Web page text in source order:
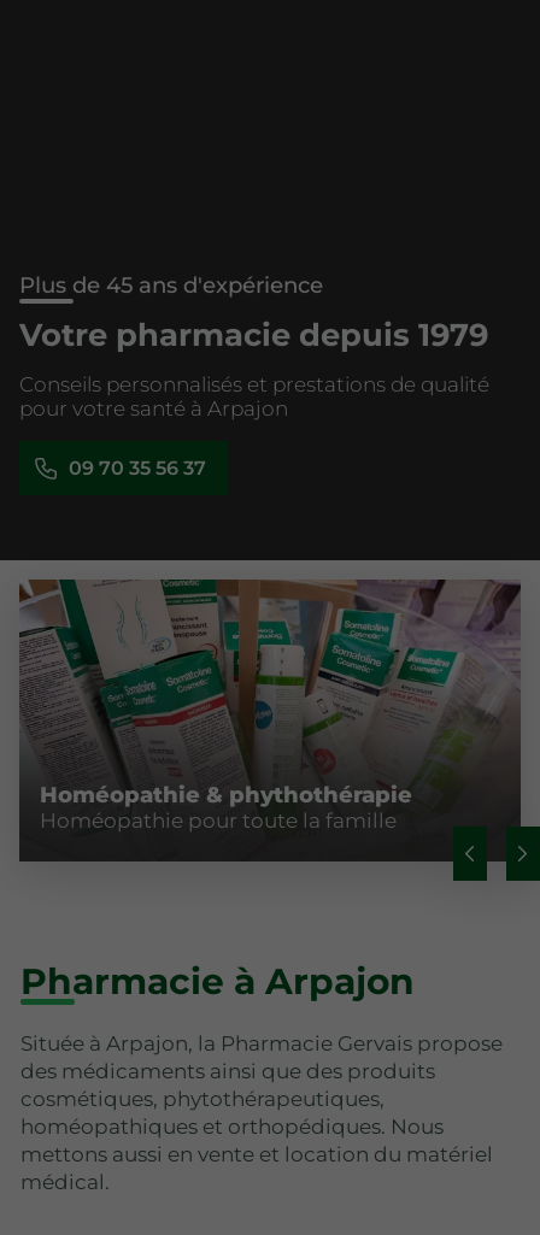
Plus de 45 ans d'expérience
Votre pharmacie depuis 1979
Conseils personnalisés et prestations de qualité
pour votre santé à Arpajon
09 70 35 56 37
Homéopathie & phythothérapie
Homéopathie pour toute la famille
Pharmacie à Arpajon
Située à Arpajon, la Pharmacie Gervais propose
des médicaments ainsi que des produits
cosmétiques, phytothérapeutiques,
homéopathiques et orthopédiques. Nous
mettons aussi en vente et location du matériel
médical.